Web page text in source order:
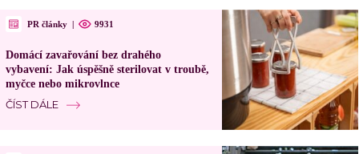
PR články | 9931
Domácí zavařování bez drahého
vybavení: Jak úspěšně sterilovat v troubě,
myčce nebo mikrovlnce
ČÍST DÁLE